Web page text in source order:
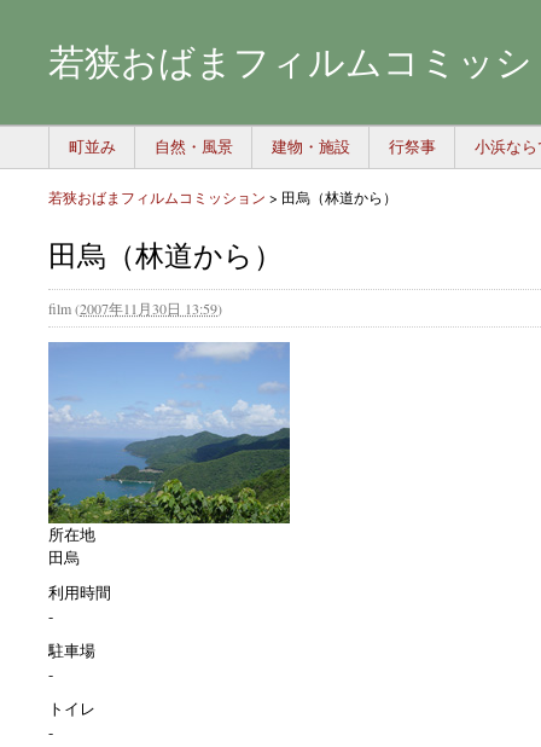
若狭おばまフィルムコミッ
町並み 自然・風景 建物・施設 行祭事 小浜な
若狭おばまフィルムコミッション > 田烏（林道から）
田烏（林道から）
film(2007年11月30日 13:59)
所在地
田烏
利用時間
-
駐車場
-
トイレ
-